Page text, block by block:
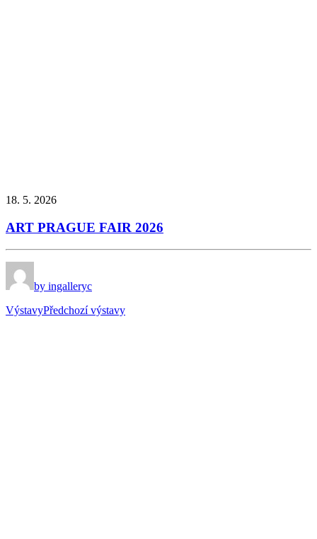
18. 5. 2026
ART PRAGUE FAIR 2026
by ingalleryc
VýstavyPředchozí výstavy